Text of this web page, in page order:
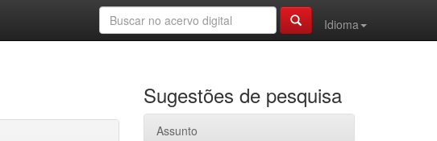
Idioma
Sugestões de pesquisa
Assunto